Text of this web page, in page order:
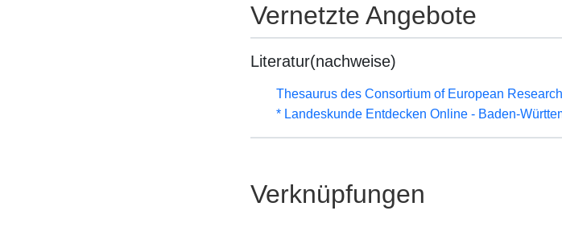
Vernetzte Angebote
Literatur(nachweise)
Thesaurus des Consortium of European
* Landeskunde Entdecken Online - Baden-
Verknüpfungen